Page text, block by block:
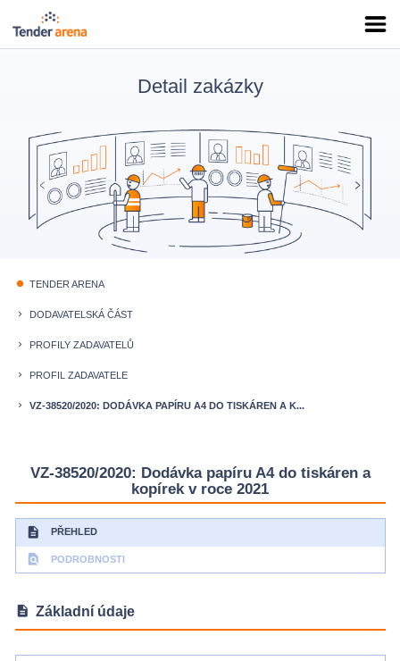
Detail zakázky
fiber_manual_record TENDER ARENA
keyboard_arrow_right DODAVATELSKÁ ČÁST
keyboard_arrow_right PROFILY ZADAVATELŮ
keyboard_arrow_right PROFIL ZADAVATELE
keyboard_arrow_right VZ-38520/2020: DODÁVKA PAPÍRU A4 DO TISKÁREN A K...
VZ-38520/2020: Dodávka papíru A4 do tiskáren a
kopírek v roce 2021
description PŘEHLED
find_in_page PODROBNOSTI
description Základní údaje